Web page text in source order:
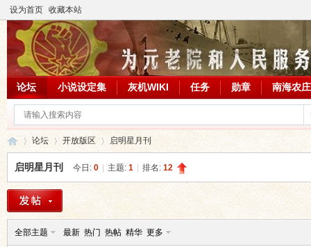
设为首页 收藏本站
论坛 小说设定集 灰机WIKI 任务 勋章 南海农
»
论坛
›
开放版区 启明星月刊
启明星月刊 今日: 0 主题: 1 排名: 12
全部主题 最新 热门 热帖 精华 更多